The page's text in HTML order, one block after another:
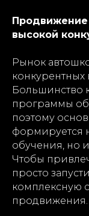
высокой
Рынок
конкурентных
Большинство
программы
поэтому
формируется
обучения, но
Чтобы
просто
комплексную
продвижения.